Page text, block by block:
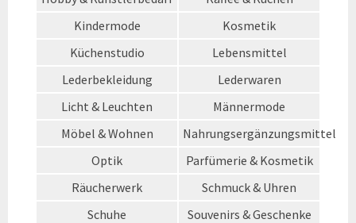
Kindermode
Kosmetik
Küchenstudio
Lebensmittel
Lederbekleidung
Lederwaren
Licht & Leuchten
Männermode
Möbel & Wohnen
Nahrungsergänzungsmittel
Optik
Parfümerie & Kosmetik
Räucherwerk
Schmuck & Uhren
Schuhe
Souvenirs & Geschenke